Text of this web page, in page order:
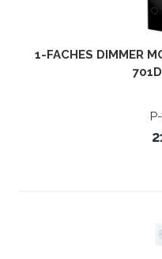
1-FACHES DIMMER